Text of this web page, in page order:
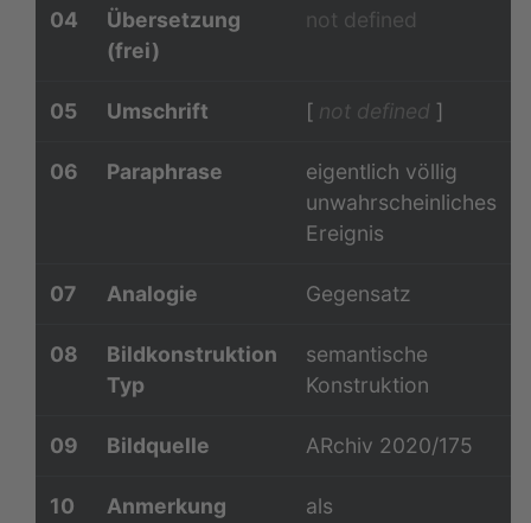
04
Übersetzung
(frei)
not defined
05 Umschrift [ not defined ]
06 Paraphrase
eigentlich völlig
unwahrscheinliches
Ereignis
07 Analogie Gegensatz
08
Bildkonstruktion
Typ
semantische
Konstruktion
09 Bildquelle ARchiv 2020/175
10 Anmerkung
als